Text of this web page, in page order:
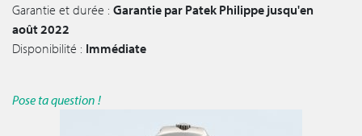
Garantie et durée : Garantie par Patek Philippe jusqu'en
août 2022
Disponibilité : Immédiate
Pose ta question !